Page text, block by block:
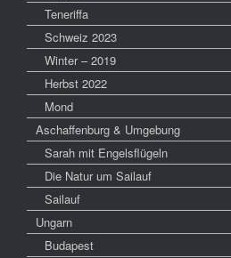
Teneriffa
Schweiz 2023
Winter – 2019
Herbst 2022
Mond
Aschaffenburg & Umgebung
Sarah mit Engelsflügeln
Die Natur um Sailauf
Sailauf
Ungarn
Budapest